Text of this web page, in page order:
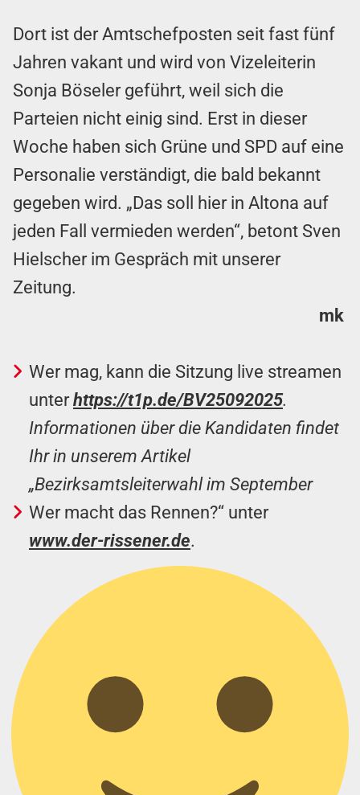
Dort ist der Amtschefposten seit fast fünf
Jahren vakant und wird von Vizeleiterin
Sonja Böseler geführt, weil sich die
Parteien nicht einig sind. Erst in dieser
Woche haben sich Grüne und SPD auf eine
Personalie verständigt, die bald bekannt
gegeben wird. „Das soll hier in Altona auf
jeden Fall vermieden werden“, betont Sven
Hielscher im Gespräch mit unserer
Zeitung.
mk
Wer mag, kann die Sitzung live streamen
unterhttps://t1p.de/BV25092025.
Informationen über die Kandidaten findet
Ihr in unserem Artikel
„Bezirksamtsleiterwahl im September
Wer macht das Rennen?“ unter
www.der-rissener.de.